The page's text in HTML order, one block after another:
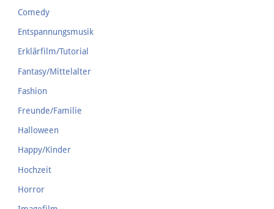
Comedy
Entspannungsmusik
Erklärfilm/Tutorial
Fantasy/Mittelalter
Fashion
Freunde/Familie
Halloween
Happy/Kinder
Hochzeit
Horror